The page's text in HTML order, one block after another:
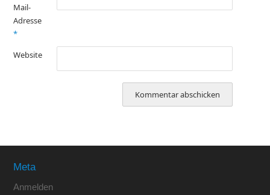
Mail-
Adresse
*
Website
Meta
Anmelden